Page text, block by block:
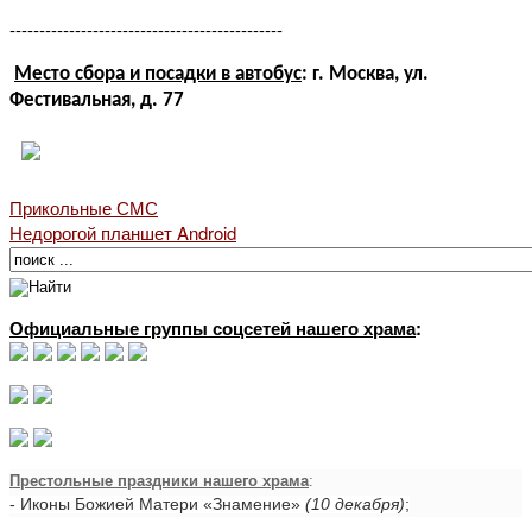
----------------------------------------------
Место сбора и посадки в автобус: г. Москва, ул.
Фестивальная, д. 77
Прикольные СМС
Недорогой планшет Android
Официальные группы соцсетей нашего храма:
Престольные праздники нашего храма:
- Иконы Божией Матери «Знамение» (10 декабря);